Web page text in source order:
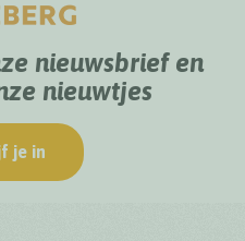
nieuwsbrief en
nieuwtjes
je in